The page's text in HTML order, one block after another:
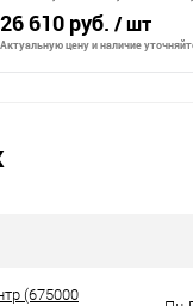
защ. от непр. пуска,
26 610 руб. / шт
Актуальную цену и наличие
(675000